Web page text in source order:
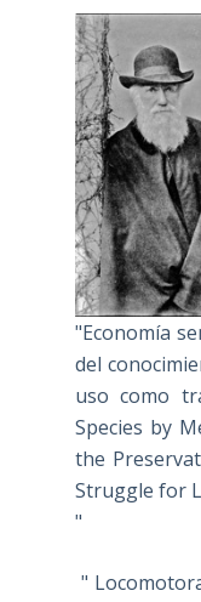
"Economía
del
uso como
Species by
the
Struggle for
"
"